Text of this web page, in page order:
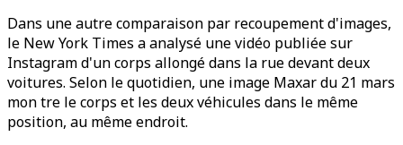
Dans une autre comparaison par recoupement d'images,
le New York Times a analysé une vidéo publiée sur
Instagram d'un corps allongé dans la rue devant deux
voitures. Selon le quotidien, une image Maxar du 21 mars
mon tre le corps et les deux véhicules dans le même
position, au même endroit.